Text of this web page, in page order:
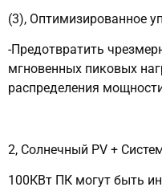
(3), Оптимизированное
-Предотвратить
мгновенных пиковых
распределения
2, Солнечный PV +
100КВт ПК могут быть